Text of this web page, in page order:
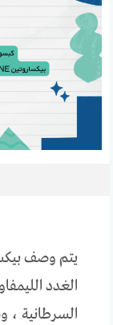
الغدد
السرطانية ،